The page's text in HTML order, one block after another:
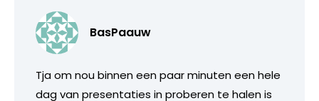
BasPaauw
Tja om nou binnen een paar minuten een hele
dag van presentaties in proberen te halen is